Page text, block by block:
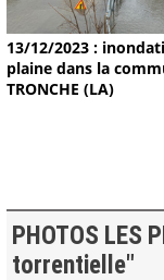
13/12/2023 :
plaine dans la
TRONCHE (LA)
PHOTOS LES
torrentielle"